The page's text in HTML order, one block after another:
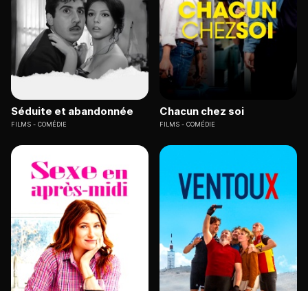
Séduite et abandonnée
FILMS COMÉDIE
Chacun chez soi
FILMS COMÉDIE